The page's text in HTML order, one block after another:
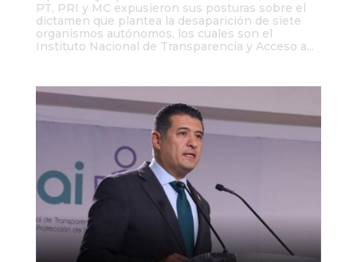
PT, PRI y MC expusieron sus posturas sobre el
dictamen que plantea la desaparición de siete
organismos autónomos, los cuales son el
Instituto Nacional de Transparencia y Acceso a...